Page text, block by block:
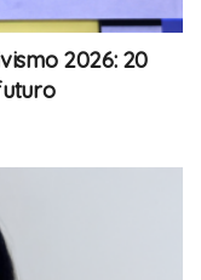
2026: 20